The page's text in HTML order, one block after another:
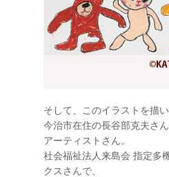
そして、このイラストを描
今治市在住の長谷部克夫さ
アーティストさん。
社会福祉法人来島会 指定多
クスさんで、